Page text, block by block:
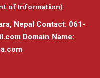
of Information)
Nepal Contact: 061-
Domain Name: